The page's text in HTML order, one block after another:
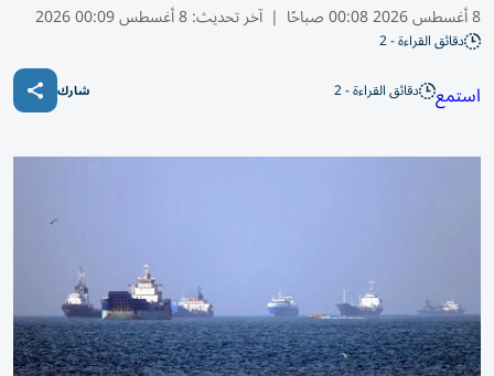
8 أغسطس 2026 00:08 صباحًا | آخر تحديث:8 أغسطس 00:09 2026
دقائق القراءة - 2
استمع دقائق القراءة - 2 شارك